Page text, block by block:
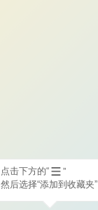
点击下方的“
”
然后选择“添加到收藏夹”